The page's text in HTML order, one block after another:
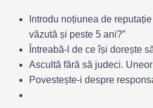
Introdu noțiunea de
văzută și peste 5 ani?”
Întreabă-l de ce își dorește
Ascultă fără să judeci.
Povestește-i despre